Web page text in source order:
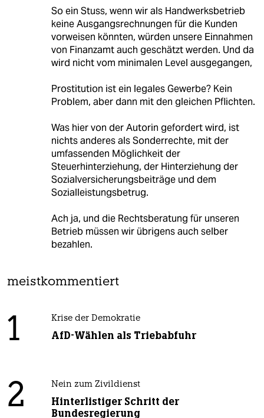
So ein Stuss, wenn wir als Handwerksbetrieb
keine Ausgangsrechnungen für die Kunden
vorweisen könnten, würden unsere Einnahmen
von Finanzamt auch geschätzt werden. Und da
wird nicht vom minimalen Level ausgegangen,
Prostitution ist ein legales Gewerbe? Kein
Problem, aber dann mit den gleichen Pflichten.
Was hier von der Autorin gefordert wird, ist
nichts anderes als Sonderrechte, mit der
umfassenden Möglichkeit der
Steuerhinterziehung, der Hinterziehung der
Sozialversicherungsbeiträge und dem
Sozialleistungsbetrug.
Ach ja, und die Rechtsberatung für unseren
Betrieb müssen wir übrigens auch selber
bezahlen.
meistkommentiert
1 Krise der Demokratie
AfD-Wählen als Triebabfuhr
2 Nein zum Zivildienst
Hinterlistiger Schritt der
Bundesregierung